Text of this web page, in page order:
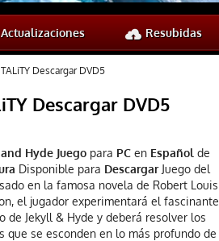
Actualizaciones Resubidas
Descargar DVD5
Descargar DVD5
Hyde Juegopara PCen Español de
Disponible para DescargarJuego del
en la famosa novela de Robert Louis
el jugador experimentará el fascinante
de Jekyll & Hyde y deberá resolver los
que se esconden en lo más profundo de